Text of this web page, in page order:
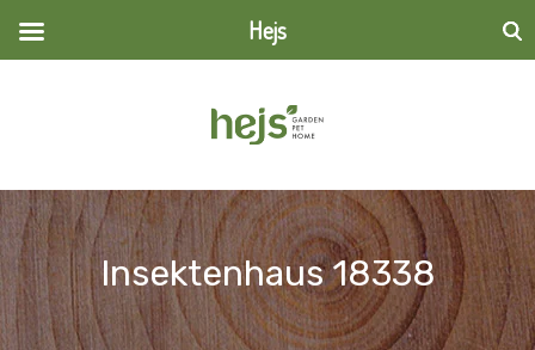
Suchen
nach:
Insektenhaus 18338
Hejs